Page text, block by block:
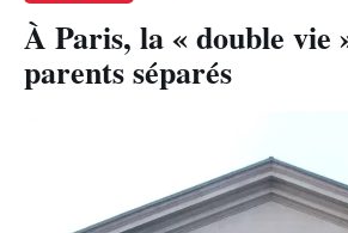
ACTUALITÉ
BONS PLANS
FAITS DIVERS
À Paris, la « double vie
parents séparés